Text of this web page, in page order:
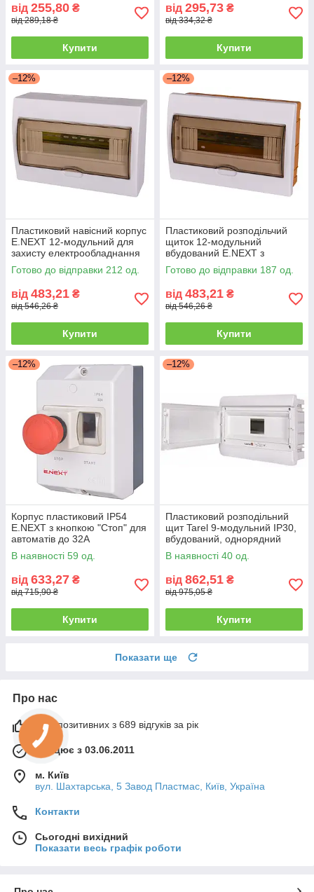
від 255,80 ₴
від 289,18 ₴
Купити
від 295,73 ₴
від 334,32 ₴
Купити
–12%
Пластиковий навісний корпус
E.NEXT 12-модульний для
захисту електрообладнання
IP40
Готово до відправки 212 од.
від 483,21 ₴
від 546,26 ₴
Купити
–12%
Пластиковий розподільчий
щиток 12-модульний
вбудований E.NEXT з
захистом IP40
Готово до відправки 187 од.
від 483,21 ₴
від 546,26 ₴
Купити
–12%
Корпус пластиковий IP54
E.NEXT з кнопкою "Стоп" для
автоматів до 32А
В наявності 59 од.
від 633,27 ₴
від 715,90 ₴
Купити
–12%
Пластиковий розподільний
щит Tarel 9-модульний IP30,
вбудований, однорядний
В наявності 40 од.
від 862,51 ₴
від 975,05 ₴
Купити
Показати ще
Про нас
99% позитивних з 689 відгуків за рік
Працює з 03.06.2011
м. Київ
вул. Шахтарська, 5 Завод Пластмас, Київ, Україна
Контакти
Сьогодні вихідний
Показати весь графік роботи